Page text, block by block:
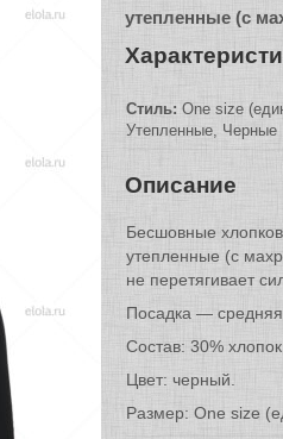
утепленные (с
Стиль: One size
Утепленные, Черные
Описание
Бесшовные
утепленные (с
не перетягивает
Посадка —
Состав: 30%
Цвет: черный.
Размер: One size